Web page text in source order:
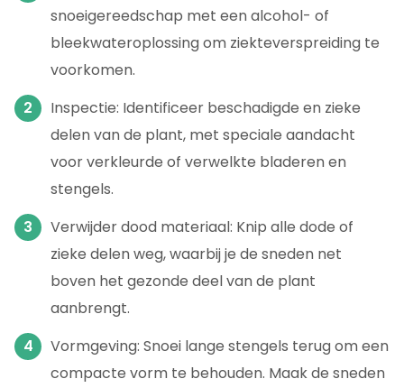
snoeigereedschap met een alcohol- of
bleekwateroplossing om ziekteverspreiding te
voorkomen.
Inspectie: Identificeer beschadigde en zieke
delen van de plant, met speciale aandacht
voor verkleurde of verwelkte bladeren en
stengels.
Verwijder dood materiaal: Knip alle dode of
zieke delen weg, waarbij je de sneden net
boven het gezonde deel van de plant
aanbrengt.
Vormgeving: Snoei lange stengels terug om een
compacte vorm te behouden. Maak de sneden